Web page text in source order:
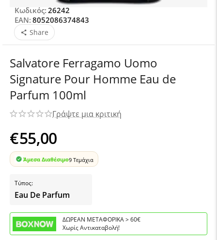
EAN: 8052086374843
Κωδικός: 26242
Share
Salvatore Ferragamo Uomo
Signature Pour Homme Eau de
Parfum 100ml
Γράψτε μια κριτική
€55,00
Άμεσα Διαθέσιμο9 Τεμάχια
Τύπος:
Eau De Parfum
ΔΩΡΕΑΝ ΜΕΤΑΦΟΡΙΚΑ > 60€
Χωρίς Αντικαταβολή!